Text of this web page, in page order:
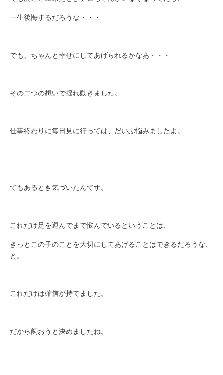
一生後悔するだろうな・・・
でも、ちゃんと幸せにしてあげられるかなあ・・・
その二つの想いで揺れ動きました。
仕事終わりに毎日見に行っては、だいぶ悩みましたよ。
でもあるとき気づいたんです。
これだけ足を運んでまで悩んでいるということは、
きっとこの子のことを大切にしてあげることはできるだろうな、
と。
これだけは確信が持てました。
だから飼おうと決めましたね。